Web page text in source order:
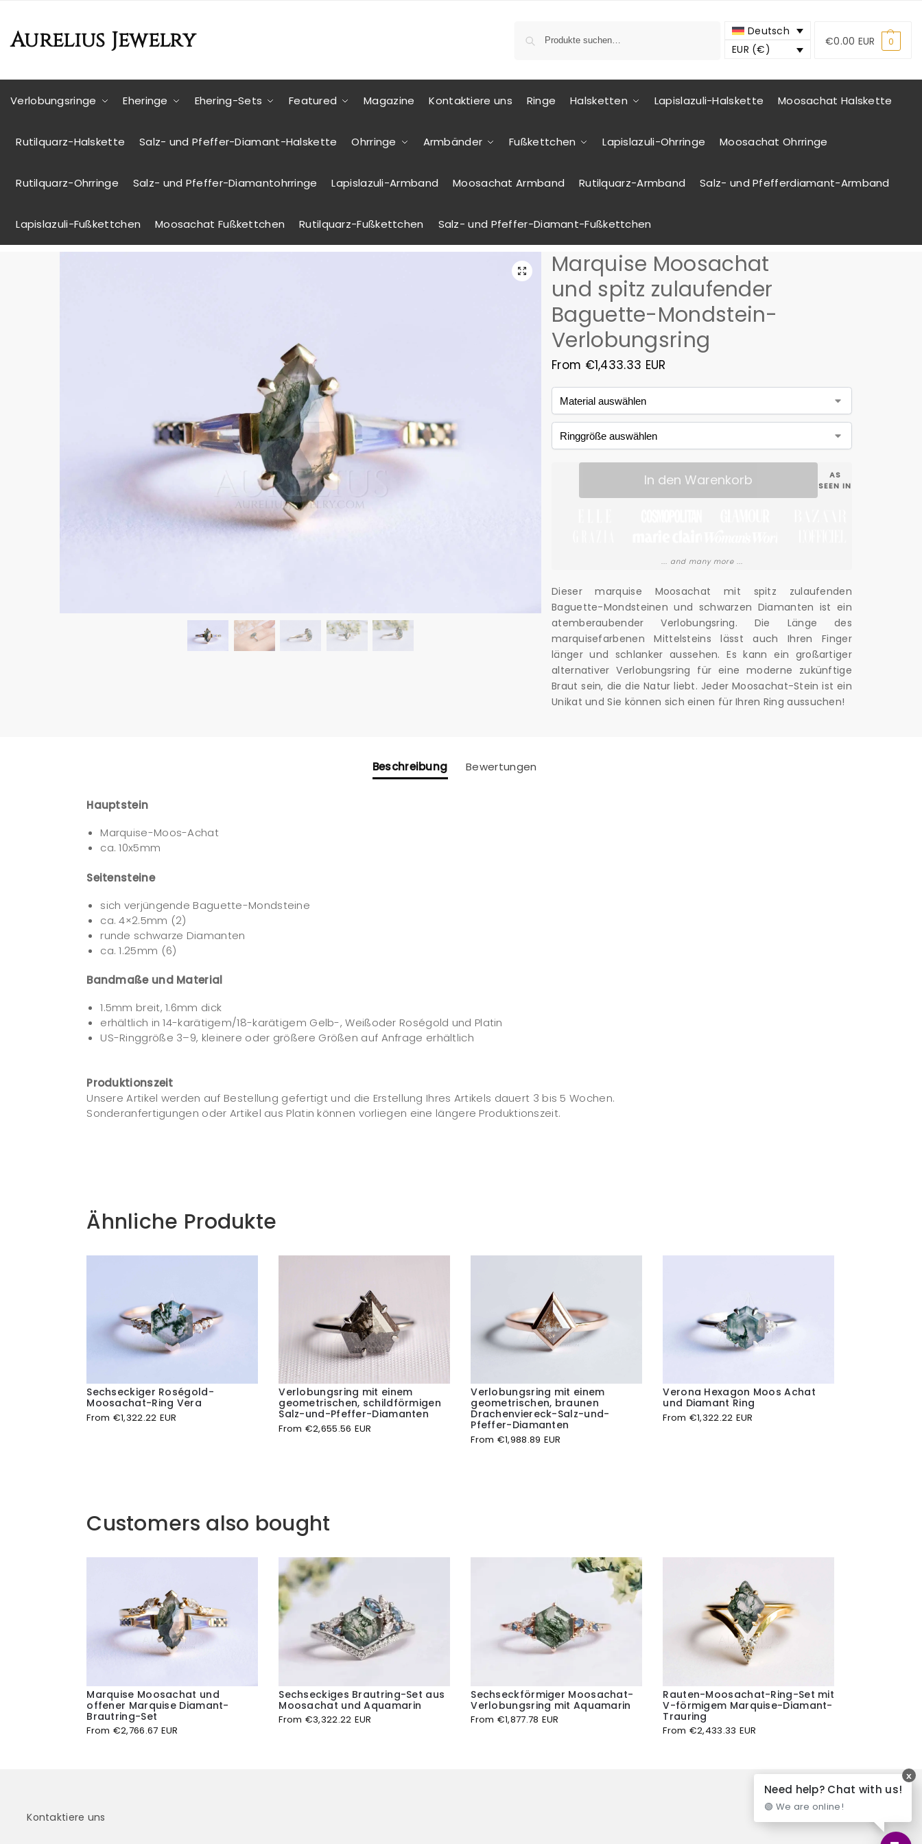
Aurelius Jewelry
Deutsch
EUR (€)
€0.00 EUR 0
Verlobungsringe Eheringe Ehering-Sets Featured Magazine Kontaktiere uns Ringe Halsketten Lapislazuli-Halskette Moosachat Halskette
Rutilquarz-Halskette Salz- und Pfeffer-Diamant-Halskette Ohrringe Armbänder Fußkettchen Lapislazuli-Ohrringe Moosachat Ohrringe
Rutilquarz-Ohrringe Salz- und Pfeffer-Diamantohrringe Lapislazuli-Armband Moosachat Armband Rutilquarz-Armband Salz- und Pfefferdiamant-Armband
Lapislazuli-Fußkettchen Moosachat Fußkettchen Rutilquarz-Fußkettchen Salz- und Pfeffer-Diamant-Fußkettchen
Marquise Moosachat
und spitz zulaufender
Baguette-Mondstein-
Verlobungsring
From €1,433.33 EUR
Dieser marquise Moosachat mit spitz zulaufenden
Baguette-Mondsteinen und schwarzen Diamanten ist ein
atemberaubender Verlobungsring. Die Länge des
marquisefarbenen Mittelsteins lässt auch Ihren Finger
länger und schlanker aussehen. Es kann ein großartiger
alternativer Verlobungsring für eine moderne zukünftige
Braut sein, die die Natur liebt. Jeder Moosachat-Stein ist ein
Unikat und Sie können sich einen für Ihren Ring aussuchen!
In den Warenkorb
AS
SEEN IN
... and many more ...
Beschreibung Bewertungen
Hauptstein
Marquise-Moos-Achat
ca. 10x5mm
Seitensteine
sich verjüngende Baguette-Mondsteine
ca. 4×2.5mm (2)
runde schwarze Diamanten
ca. 1.25mm (6)
Bandmaße und Material
1.5mm breit, 1.6mm dick
erhältlich in 14-karätigem/18-karätigem Gelb-, Weißoder Roségold und Platin
US-Ringgröße 3–9, kleinere oder größere Größen auf Anfrage erhältlich
Produktionszeit
Unsere Artikel werden auf Bestellung gefertigt und die Erstellung Ihres Artikels dauert 3 bis 5 Wochen.
Sonderanfertigungen oder Artikel aus Platin können vorliegen eine längere Produktionszeit.
Ähnliche Produkte
Sechseckiger Roségold-
Moosachat-Ring Vera
From €1,322.22 EUR
Verlobungsring mit einem
geometrischen, schildförmigen
Salz-und-Pfeffer-Diamanten
From €2,655.56 EUR
Verlobungsring mit einem
geometrischen, braunen
Drachenviereck-Salz-und-
Pfeffer-Diamanten
From €1,988.89 EUR
Verona Hexagon Moos Achat
und Diamant Ring
From €1,322.22 EUR
Customers also bought
Marquise Moosachat und
offener Marquise Diamant-
Brautring-Set
From €2,766.67 EUR
Sechseckiges Brautring-Set aus
Moosachat und Aquamarin
From €3,322.22 EUR
Sechseckförmiger Moosachat-
Verlobungsring mit Aquamarin
From €1,877.78 EUR
Rauten-Moosachat-Ring-Set mit
V-förmigem Marquise-Diamant-
Trauring
From €2,433.33 EUR
Kontaktiere uns
Need help? Chat with us!
🟢 We are online!
x